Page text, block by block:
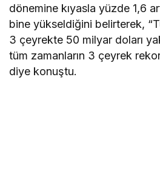
dönemine kıyasla yüzde 1,6
bine yükseldiğini belirterek,
3 çeyrekte 50 milyar doları
tüm zamanların 3 çeyrek
diye konuştu.